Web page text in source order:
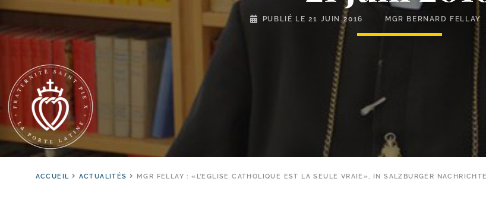
PUBLIÉ LE 21 JUIN 2016 MGR BERNARD FELLAY
ACCUEIL ACTUALITÉS MGR FELLAY : «L’EGLISE CATHOLIQUE EST LA SEULE VRAIE», IN SALZBURGER